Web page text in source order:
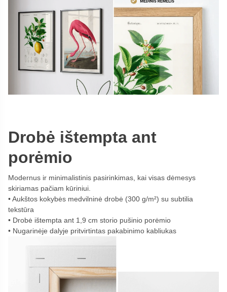
Drobė ištempta ant
porėmio
Modernus ir minimalistinis pasirinkimas, kai visas dėmesys
skiriamas pačiam kūriniui.
Aukštos kokybės medvilninė drobė (300 g/m²) su subtilia
tekstūra
Drobė ištempta ant 1,9 cm storio pušinio porėmio
Nugarinėje dalyje pritvirtintas pakabinimo kabliukas